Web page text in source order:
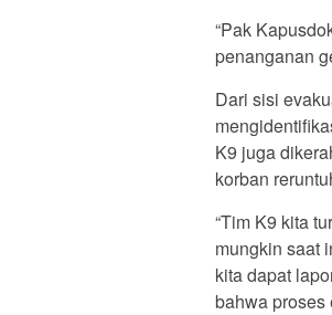
“Pak
penanganan
Dari sisi
K9 juga
korban
“Tim K9 kita
mungkin saat
kita dapat
bahwa proses